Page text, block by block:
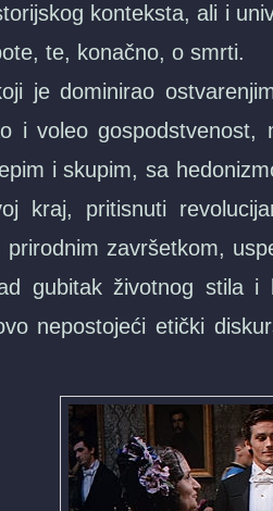
konteksta, ali i
te, konačno, o smrti.
je dominirao
i voleo
i skupim, sa
kraj, pritisnuti
prirodnim završetkom,
gubitak životnog stila i
nepostojeći etički